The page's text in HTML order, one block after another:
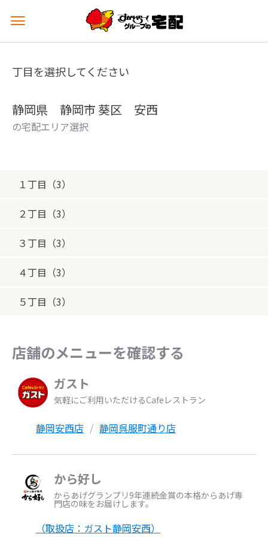
メ
ュ
を
丁目を選択してください
静岡県 静岡市 葵区 安西
の宅配エリア選択
１丁目（3）
２丁目（3）
３丁目（3）
４丁目（3）
５丁目（3）
店舗のメニューを確認する
ガスト
気軽にご利用いただけるCafeレストラン
静岡安西店 静岡呉服町通り店
から好し
からあげグランプリ9年連続金賞の本格からあげ専
門店の味をお届けします。
（取扱店：ガスト静岡安西）